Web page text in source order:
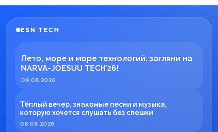
ESN TECH
Лето, море и море технологий: загляни на
NARVA-JÕESUU TECH’26!
09.08.2026
Тёплый вечер, знакомые песни и музыка,
которую хочется слушать без спешки
08.08.2026